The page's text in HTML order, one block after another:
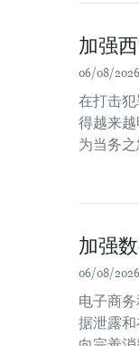
加强
06/08/
在打击
得越来
为当务之
加强
06/08/
电子商
据泄露